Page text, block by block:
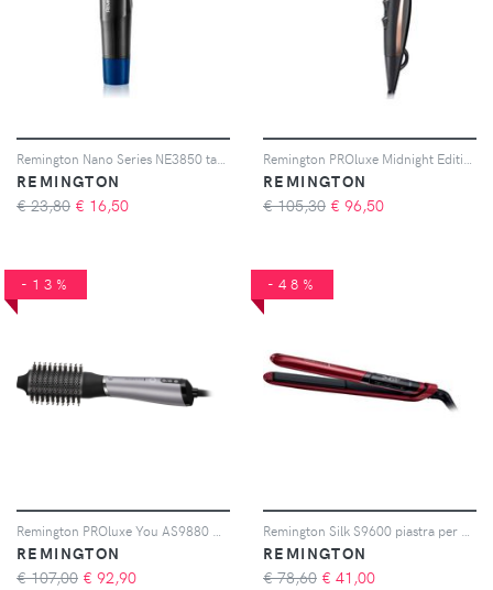
REMINGTON
€ 23,80 € 16,50
REMINGTON
€ 105,30 € 96,50
-13%
REMINGTON
€ 107,00 € 92,90
-48%
REMINGTON
€ 78,60 € 41,00